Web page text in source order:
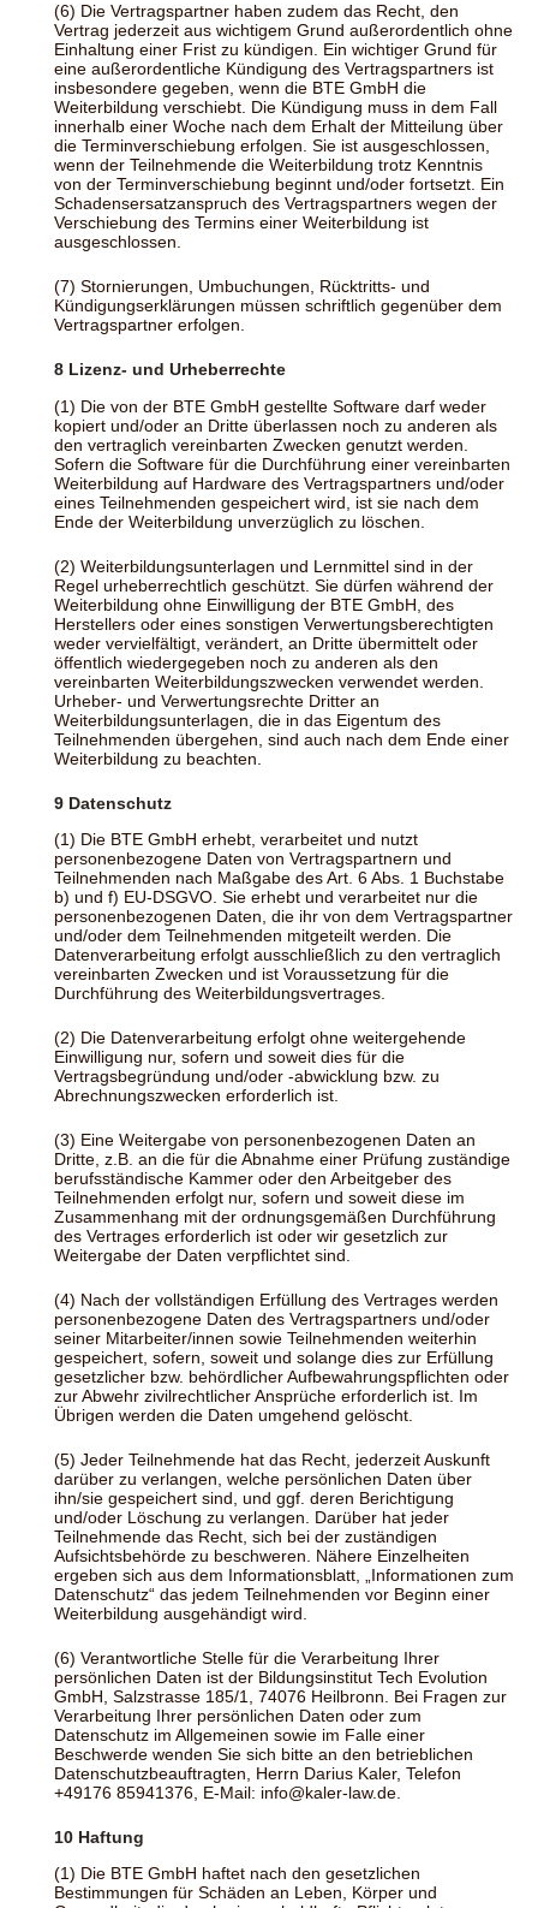
(6) Die Vertragspartner haben zudem das Recht, den
Vertrag jederzeit aus wichtigem Grund außerordentlich ohne
Einhaltung einer Frist zu kündigen. Ein wichtiger Grund für
eine außerordentliche Kündigung des Vertragspartners ist
insbesondere gegeben, wenn die BTE GmbH die
Weiterbildung verschiebt. Die Kündigung muss in dem Fall
innerhalb einer Woche nach dem Erhalt der Mitteilung über
die Terminverschiebung erfolgen. Sie ist ausgeschlossen,
wenn der Teilnehmende die Weiterbildung trotz Kenntnis
von der Terminverschiebung beginnt und/oder fortsetzt. Ein
Schadensersatzanspruch des Vertragspartners wegen der
Verschiebung des Termins einer Weiterbildung ist
ausgeschlossen.
(7) Stornierungen, Umbuchungen, Rücktritts- und
Kündigungserklärungen müssen schriftlich gegenüber dem
Vertragspartner erfolgen.
8 Lizenz- und Urheberrechte
(1) Die von der BTE GmbH gestellte Software darf weder
kopiert und/oder an Dritte überlassen noch zu anderen als
den vertraglich vereinbarten Zwecken genutzt werden.
Sofern die Software für die Durchführung einer vereinbarten
Weiterbildung auf Hardware des Vertragspartners und/oder
eines Teilnehmenden gespeichert wird, ist sie nach dem
Ende der Weiterbildung unverzüglich zu löschen.
(2) Weiterbildungsunterlagen und Lernmittel sind in der
Regel urheberrechtlich geschützt. Sie dürfen während der
Weiterbildung ohne Einwilligung der BTE GmbH, des
Herstellers oder eines sonstigen Verwertungsberechtigten
weder vervielfältigt, verändert, an Dritte übermittelt oder
öffentlich wiedergegeben noch zu anderen als den
vereinbarten Weiterbildungszwecken verwendet werden.
Urheber- und Verwertungsrechte Dritter an
Weiterbildungsunterlagen, die in das Eigentum des
Teilnehmenden übergehen, sind auch nach dem Ende einer
Weiterbildung zu beachten.
9 Datenschutz
(1) Die BTE GmbH erhebt, verarbeitet und nutzt
personenbezogene Daten von Vertragspartnern und
Teilnehmenden nach Maßgabe des Art. 6 Abs. 1 Buchstabe
b) und f) EU-DSGVO. Sie erhebt und verarbeitet nur die
personenbezogenen Daten, die ihr von dem Vertragspartner
und/oder dem Teilnehmenden mitgeteilt werden. Die
Datenverarbeitung erfolgt ausschließlich zu den vertraglich
vereinbarten Zwecken und ist Voraussetzung für die
Durchführung des Weiterbildungsvertrages.
(2) Die Datenverarbeitung erfolgt ohne weitergehende
Einwilligung nur, sofern und soweit dies für die
Vertragsbegründung und/oder -abwicklung bzw. zu
Abrechnungszwecken erforderlich ist.
(3) Eine Weitergabe von personenbezogenen Daten an
Dritte, z.B. an die für die Abnahme einer Prüfung zuständige
berufsständische Kammer oder den Arbeitgeber des
Teilnehmenden erfolgt nur, sofern und soweit diese im
Zusammenhang mit der ordnungsgemäßen Durchführung
des Vertrages erforderlich ist oder wir gesetzlich zur
Weitergabe der Daten verpflichtet sind.
(4) Nach der vollständigen Erfüllung des Vertrages werden
personenbezogene Daten des Vertragspartners und/oder
seiner Mitarbeiter/innen sowie Teilnehmenden weiterhin
gespeichert, sofern, soweit und solange dies zur Erfüllung
gesetzlicher bzw. behördlicher Aufbewahrungspflichten oder
zur Abwehr zivilrechtlicher Ansprüche erforderlich ist. Im
Übrigen werden die Daten umgehend gelöscht.
(5) Jeder Teilnehmende hat das Recht, jederzeit Auskunft
darüber zu verlangen, welche persönlichen Daten über
ihn/sie gespeichert sind, und ggf. deren Berichtigung
und/oder Löschung zu verlangen. Darüber hat jeder
Teilnehmende das Recht, sich bei der zuständigen
Aufsichtsbehörde zu beschweren. Nähere Einzelheiten
ergeben sich aus dem Informationsblatt, „Informationen zum
Datenschutz“ das jedem Teilnehmenden vor Beginn einer
Weiterbildung ausgehändigt wird.
(6) Verantwortliche Stelle für die Verarbeitung Ihrer
persönlichen Daten ist der Bildungsinstitut Tech Evolution
GmbH, Salzstrasse 185/1, 74076 Heilbronn. Bei Fragen zur
Verarbeitung Ihrer persönlichen Daten oder zum
Datenschutz im Allgemeinen sowie im Falle einer
Beschwerde wenden Sie sich bitte an den betrieblichen
Datenschutzbeauftragten, Herrn Darius Kaler, Telefon
+49176 85941376, E-Mail: info@kaler-law.de.
10 Haftung
(1) Die BTE GmbH haftet nach den gesetzlichen
Bestimmungen für Schäden an Leben, Körper und